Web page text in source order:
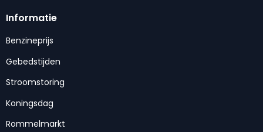
Informatie
Benzineprijs
Gebedstijden
Stroomstoring
Koningsdag
Rommelmarkt